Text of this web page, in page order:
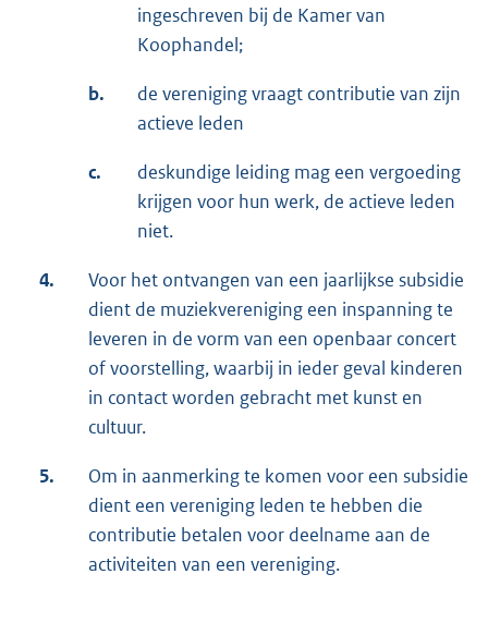
ingeschreven bij de Kamer van
Koophandel;
b.
de vereniging vraagt contributie van zijn
actieve leden
c.
deskundige leiding mag een vergoeding
krijgen voor hun werk, de actieve leden
niet.
4.
Voor het ontvangen van een jaarlijkse subsidie
dient de muziekvereniging een inspanning te
leveren in de vorm van een openbaar concert
of voorstelling, waarbij in ieder geval kinderen
in contact worden gebracht met kunst en
cultuur.
5.
Om in aanmerking te komen voor een subsidie
dient een vereniging leden te hebben die
contributie betalen voor deelname aan de
activiteiten van een vereniging.